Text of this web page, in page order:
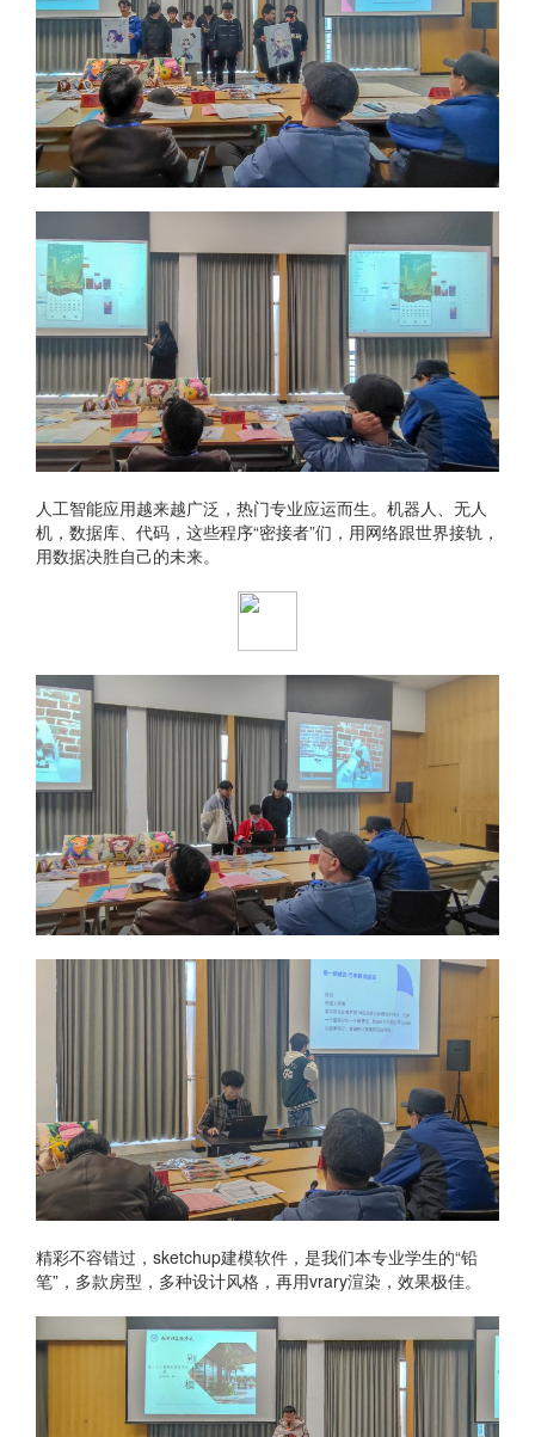
人工智能应用越来越广泛，热门专业应运而生。机器人、无人
机，数据库、代码，这些程序“密接者”们，用网络跟世界接轨，
用数据决胜自己的未来。
精彩不容错过，sketchup建模软件，是我们本专业学生的“铅
笔”，多款房型，多种设计风格，再用vrary渲染，效果极佳。